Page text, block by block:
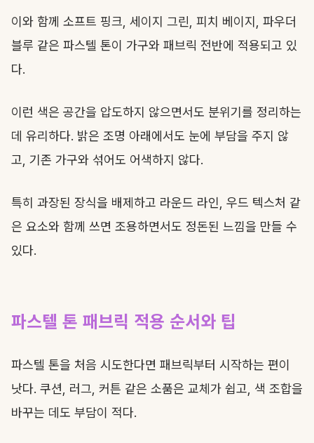
이와 함께 소프트 핑크, 세이지 그린, 피치 베이지, 파우더
블루 같은 파스텔 톤이 가구와 패브릭 전반에 적용되고 있
다.
이런 색은 공간을 압도하지 않으면서도 분위기를 정리하는
데 유리하다. 밝은 조명 아래에서도 눈에 부담을 주지 않
고, 기존 가구와 섞어도 어색하지 않다.
특히 과장된 장식을 배제하고 라운드 라인, 우드 텍스처 같
은 요소와 함께 쓰면 조용하면서도 정돈된 느낌을 만들 수
있다.
파스텔 톤 패브릭 적용 순서와 팁
파스텔 톤을 처음 시도한다면 패브릭부터 시작하는 편이
낫다. 쿠션, 러그, 커튼 같은 소품은 교체가 쉽고, 색 조합을
바꾸는 데도 부담이 적다.